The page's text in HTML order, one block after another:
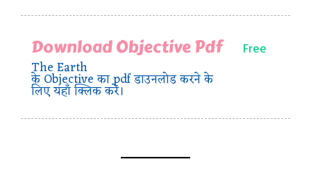
Download Objective Pdf
The Earth
के Objective का pdf डाउनलोड करने के
लिए यहाँ क्लिक करें।
Free